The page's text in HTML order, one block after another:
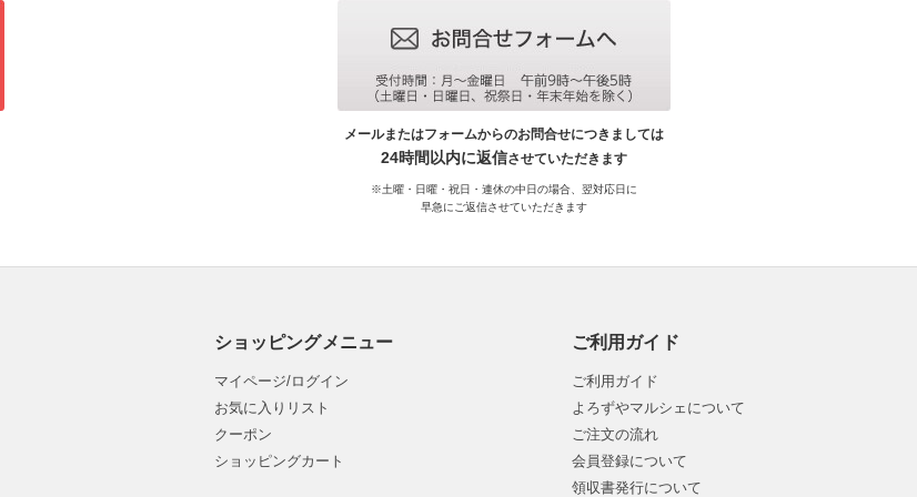
メールまたはフォームからのお問合せにつきましては
24時間以内に返信させていただきます
※土曜・日曜・祝日・連休の中日の場合、翌対応日に
早急にご返信させていただきます
ショッピングメニュー
マイページ/ログイン
お気に入りリスト
クーポン
ショッピングカート
ご利用ガイド
ご利用ガイド
よろずやマルシェについて
ご注文の流れ
会員登録について
領収書発行について